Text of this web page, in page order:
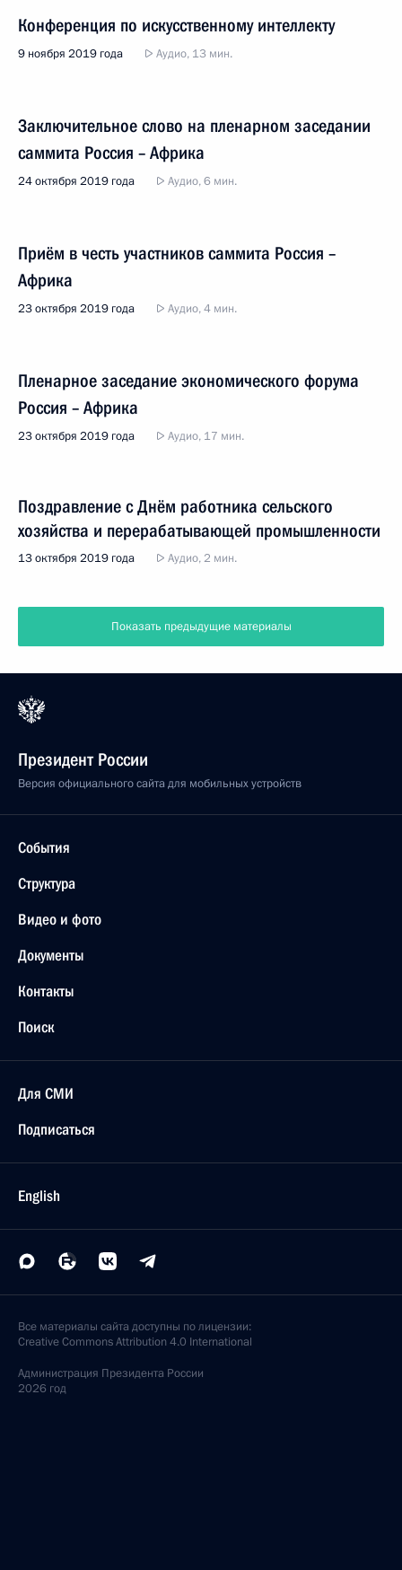
Конференция по искусственному интеллекту
9 ноября 2019 года Аудио, 13 мин.
Заключительное слово на пленарном заседании
саммита Россия – Африка
24 октября 2019 года Аудио, 6 мин.
Приём в честь участников саммита Россия –
Африка
23 октября 2019 года Аудио, 4 мин.
Пленарное заседание экономического форума
Россия – Африка
23 октября 2019 года Аудио, 17 мин.
Поздравление с Днём работника сельского
хозяйства и перерабатывающей промышленности
13 октября 2019 года Аудио, 2 мин.
Показать предыдущие материалы
Президент России
Версия официального сайта для мобильных устройств
События
Структура
Видео и фото
Документы
Контакты
Поиск
Для СМИ
Подписаться
English
Все материалы сайта доступны по лицензии:
Creative Commons Attribution 4.0 International
Администрация Президента России
2026 год